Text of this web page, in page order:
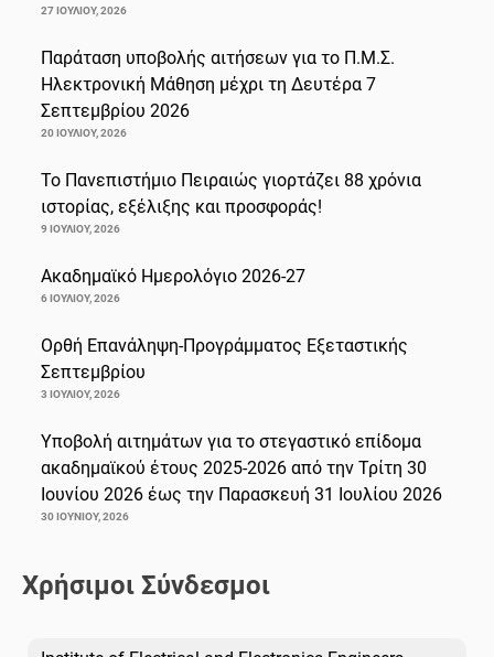
27 ΙΟΥΛΊΟΥ, 2026
Παράταση υποβολής αιτήσεων για το Π.Μ.Σ.
Ηλεκτρονική Μάθηση μέχρι τη Δευτέρα 7
Σεπτεμβρίου 2026
20 ΙΟΥΛΊΟΥ, 2026
Το Πανεπιστήμιο Πειραιώς γιορτάζει 88 χρόνια
ιστορίας, εξέλιξης και προσφοράς!
9 ΙΟΥΛΊΟΥ, 2026
Ακαδημαϊκό Ημερολόγιο 2026-27
6 ΙΟΥΛΊΟΥ, 2026
Ορθή Επανάληψη-Προγράμματος Εξεταστικής
Σεπτεμβρίου
3 ΙΟΥΛΊΟΥ, 2026
Υποβολή αιτημάτων για το στεγαστικό επίδομα
ακαδημαϊκού έτους 2025-2026 από την Τρίτη 30
Ιουνίου 2026 έως την Παρασκευή 31 Ιουλίου 2026
30 ΙΟΥΝΊΟΥ, 2026
Χρήσιμοι Σύνδεσμοι